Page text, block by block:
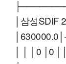
│삼성SDIF
│ │ │0 │0 ││